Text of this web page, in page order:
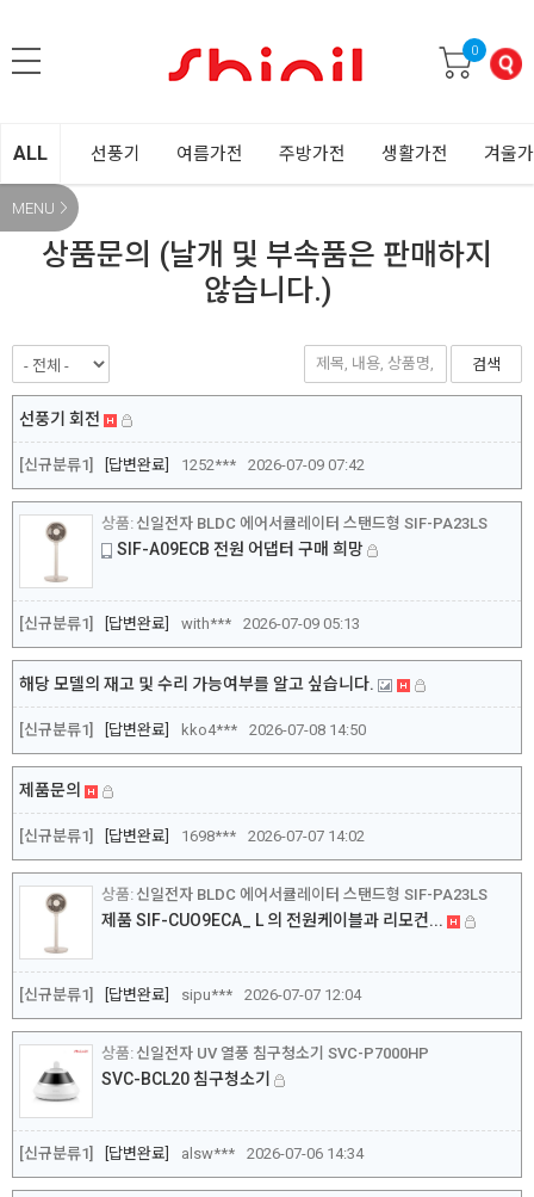
0
ALL 선풍기 여름가전 주방가전 생활가전 겨울
MENU
상품문의 (날개 및 부속품은 판매하지
않습니다.)
검색
답변완료
[신규분류1]
선풍기 회전
1252*** 2026-07-09 07:42
답변완료
[신규분류1]
신일전자 BLDC 에어서큘레이터 스탠드형 SIF-PA23LS
SIF-A09ECB 전원 어댑터 구매 희망
with*** 2026-07-09 05:13
답변완료
[신규분류1]
해당 모델의 재고 및 수리 가능여부를 알고 싶습니다.
kko4*** 2026-07-08 14:50
답변완료
[신규분류1]
제품문의
1698*** 2026-07-07 14:02
답변완료
[신규분류1]
신일전자 BLDC 에어서큘레이터 스탠드형 SIF-PA23LS
제품 SIF-CUO9ECA_ L 의 전원케이블과 리모컨...
sipu*** 2026-07-07 12:04
답변완료
[신규분류1]
신일전자 UV 열풍 침구청소기 SVC-P7000HP
SVC-BCL20 침구청소기
alsw*** 2026-07-06 14:34